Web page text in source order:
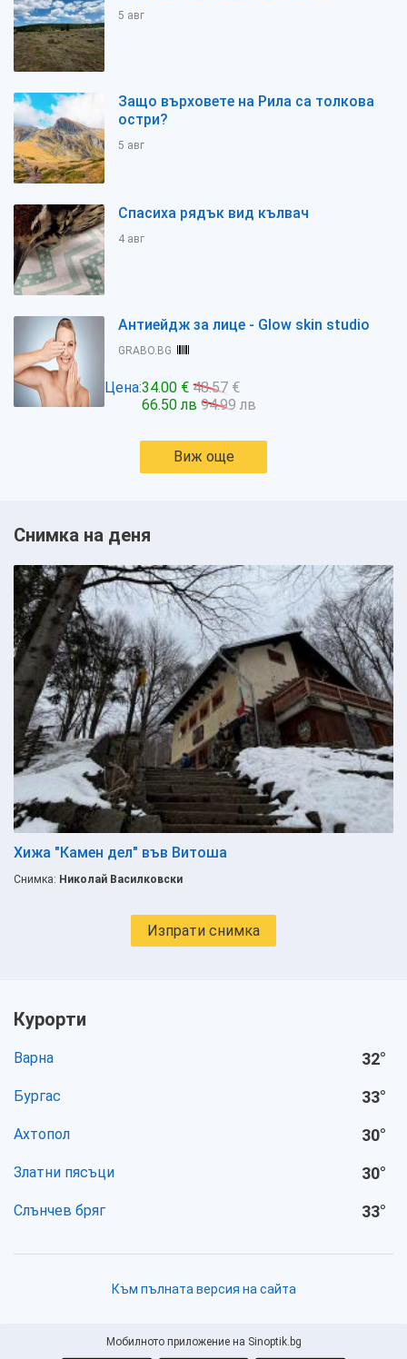
5 авг
Защо върховете на Рила са толкова
остри?
5 авг
Спасиха рядък вид кълвач
4 авг
Антиейдж за лице - Glow skin studio
GRABO.BG
Цена:34.00 € 48.57 €
66.50 лв 94.99 лв
Виж още
Снимка на деня
Хижа "Камен дел" във Витоша
Снимка: Николай Василковски
Изпрати снимка
Курорти
Варна 32°
Бургас 33°
Ахтопол 30°
Златни пясъци 30°
Слънчев бряг 33°
Към пълната версия на сайта
Мобилното приложение на Sinoptik.bg